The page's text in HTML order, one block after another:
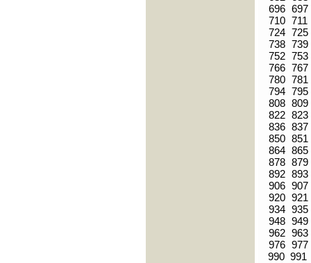
696 697
710 711
724 725
738 739
752 753
766 767
780 781
794 795
808 809
822 823
836 837
850 851
864 865
878 879
892 893
906 907
920 921
934 935
948 949
962 963
976 977
990 991